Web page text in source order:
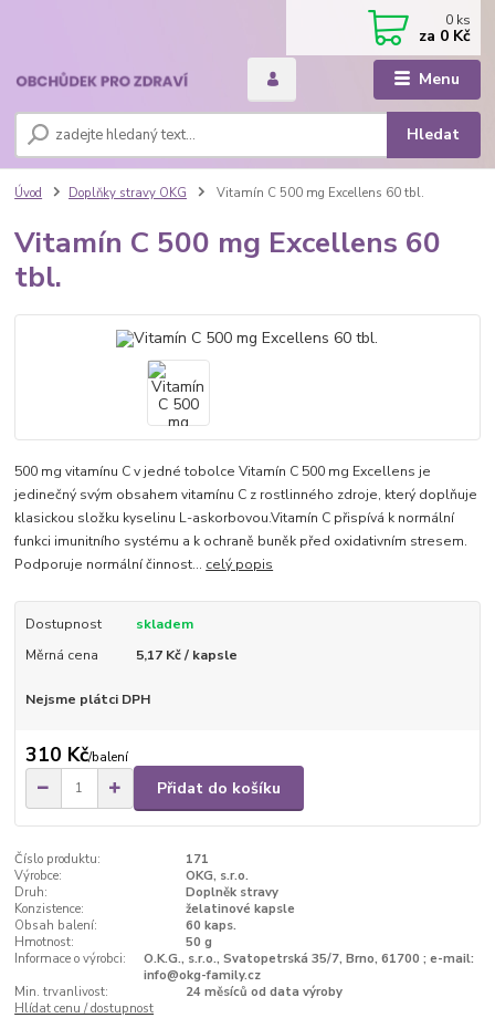
Menu
Hledat
0 ks
za 0 Kč
Úvod Doplňky stravy OKG Vitamín C 500 mg Excellens 60 tbl.
Vitamín C 500 mg Excellens 60
tbl.
500 mg vitamínu C v jedné tobolce Vitamín C 500 mg Excellens je
jedinečný svým obsahem vitamínu C z rostlinného zdroje, který doplňuje
klasickou složku kyselinu L-askorbovou.Vitamín C přispívá k normální
funkci imunitního systému a k ochraně buněk před oxidativním stresem.
Podporuje normální činnost... celý popis
Dostupnost
skladem
Měrná cena
5,17 Kč / kapsle
Nejsme plátci DPH
310 Kč/balení
Přidat do košíku
Číslo produktu:
171
Výrobce:
OKG, s.r.o.
Druh:
Doplněk stravy
Konzistence:
želatinové kapsle
Obsah balení:
60 kaps.
Hmotnost:
50 g
Informace o výrobci:
O.K.G., s.r.o., Svatopetrská 35/7, Brno, 61700 ; e-mail:
info@okg-family.cz
Min. trvanlivost:
24 měsíců od data výroby
Hlídat cenu / dostupnost